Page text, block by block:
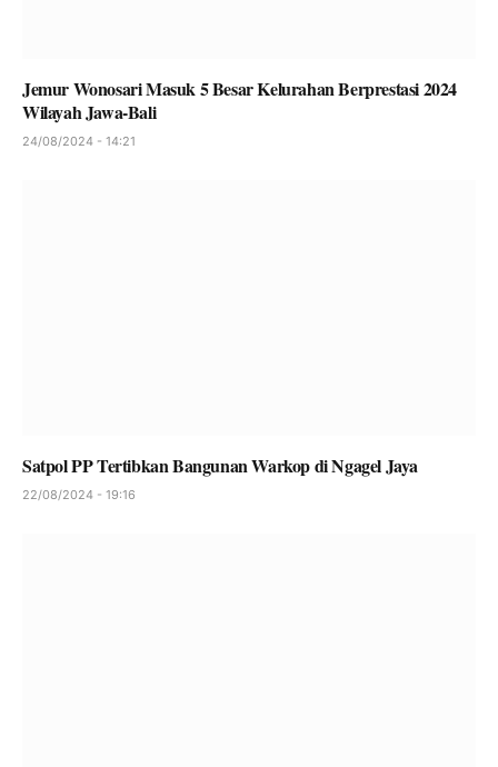
Jemur Wonosari Masuk 5 Besar Kelurahan Berprestasi 2024
Wilayah Jawa-Bali
24/08/2024 - 14:21
Satpol PP Tertibkan Bangunan Warkop di Ngagel Jaya
22/08/2024 - 19:16